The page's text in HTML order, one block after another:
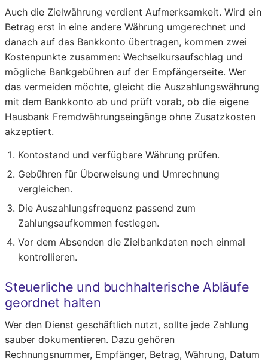
Auch die Zielwährung verdient Aufmerksamkeit. Wird ein
Betrag erst in eine andere Währung umgerechnet und
danach auf das Bankkonto übertragen, kommen zwei
Kostenpunkte zusammen: Wechselkursaufschlag und
mögliche Bankgebühren auf der Empfängerseite. Wer
das vermeiden möchte, gleicht die Auszahlungswährung
mit dem Bankkonto ab und prüft vorab, ob die eigene
Hausbank Fremdwährungseingänge ohne Zusatzkosten
akzeptiert.
Kontostand und verfügbare Währung prüfen.
Gebühren für Überweisung und Umrechnung
vergleichen.
Die Auszahlungsfrequenz passend zum
Zahlungsaufkommen festlegen.
Vor dem Absenden die Zielbankdaten noch einmal
kontrollieren.
Steuerliche und buchhalterische Abläufe
geordnet halten
Wer den Dienst geschäftlich nutzt, sollte jede Zahlung
sauber dokumentieren. Dazu gehören
Rechnungsnummer, Empfänger, Betrag, Währung, Datum